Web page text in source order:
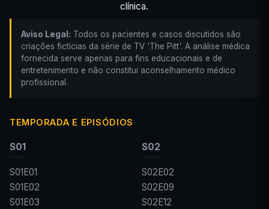
clínica.
Aviso Legal: Todos os pacientes e casos discutidos são
criações fictícias da série de TV 'The Pitt'. A análise médica
fornecida serve apenas para fins educacionais e de
entretenimento e não constitui aconselhamento médico
profissional.
TEMPORADA E EPISÓDIOS
S01
S01E01
S01E02
S01E03
S02
S02E02
S02E09
S02E12